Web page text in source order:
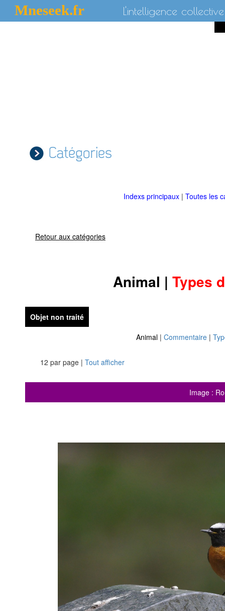
Mneseek.fr L'intelligence collective
Catégories
Indexs principaux | Toutes les
Retour aux catégories
Animal | Types
Objet non traité
Animal | Commentaire |
12 par page | Tout afficher
Image :